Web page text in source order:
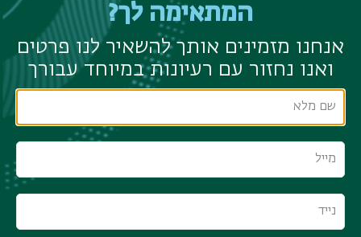
המתאימה לך?
אנחנו מזמינים אותך להשאיר לנו פרטים
ואנו נחזור עם רעיונות במיוחד עבורך